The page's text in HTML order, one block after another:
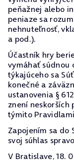
peňažnej alebo
peniaze sa
nehnuteľnosť,
a pod.).
Účastník hry
vymáhať súdnou
týkajúceho sa
konečné a
ustanovenia §
znení neskorších
týmito
Zapojením sa do
svoj súhlas
V Bratislave, 18.